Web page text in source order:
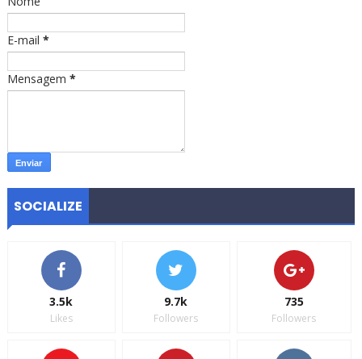
E-mail *
Mensagem *
SOCIALIZE
3.5k
Likes
9.7k
Followers
735
Followers